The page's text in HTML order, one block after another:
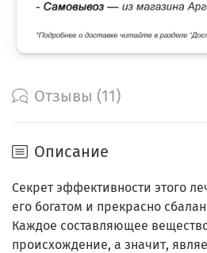
Отзывы (11)
Описание
Секрет эффективности этого
его богатом и прекрасно
Каждое составляющее
происхождение, а значит,